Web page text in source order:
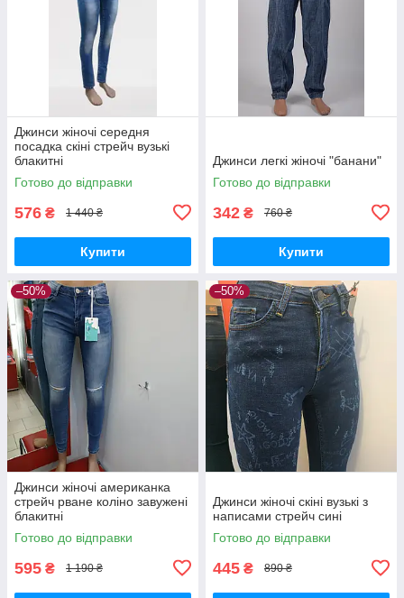
Джинси жіночі середня
посадка скіні стрейч вузькі
блакитні
Готово до відправки
576 ₴ 1 440 ₴
Купити
Джинси легкі жіночі "банани"
Готово до відправки
342 ₴ 760 ₴
Купити
–50%
Джинси жіночі американка
стрейч рване коліно завужені
блакитні
Готово до відправки
595 ₴ 1 190 ₴
–50%
Джинси жіночі скіні вузькі з
написами стрейч сині
Готово до відправки
445 ₴ 890 ₴